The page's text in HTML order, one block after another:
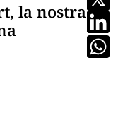
la nostra